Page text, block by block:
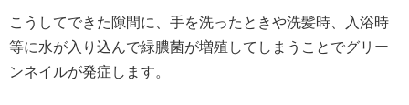
こうしてできた隙間に、手を洗ったときや洗髪時、入浴時
等に水が入り込んで緑膿菌が増殖してしまうことでグリー
ンネイルが発症します。